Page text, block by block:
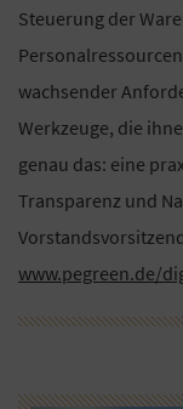
Steuerung der
wachsender
Werkzeuge, die
genau das: eine
Transparenz und
www.pegreen.de/